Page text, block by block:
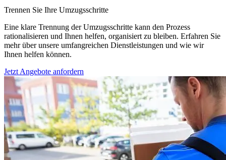
Trennen Sie Ihre Umzugsschritte
Eine klare Trennung der Umzugsschritte kann den Prozess
rationalisieren und Ihnen helfen, organisiert zu bleiben. Erfahren Sie
mehr über unsere umfangreichen Dienstleistungen und wie wir
Ihnen helfen können.
Jetzt Angebote anfordern